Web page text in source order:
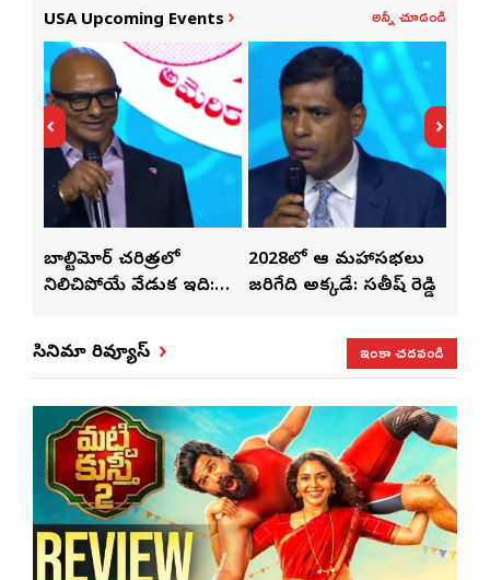
USA Upcoming Events అన్నీ చూడండి
బాల్టిమోర్ చరిత్రలో
నిలిచిపోయే వేడుక ఇది:
2028లో ఆటా మహాసభలు
జరిగేది అక్కడే: సతీష్ రెడ్డి
సినిమా రివ్యూస్ ఇంకా చదవండి